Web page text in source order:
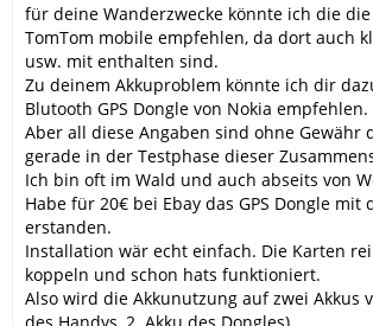
für deine Wanderzwecke könnte ich die
TomTom mobile empfehlen, da dort auch
usw. mit enthalten sind.
Zu deinem Akkuproblem könnte ich dir
Blutooth GPS Dongle von Nokia empfehlen.
Aber all diese Angaben sind ohne Gewähr
gerade in der Testphase dieser
Ich bin oft im Wald und auch abseits von
Habe für 20€ bei Ebay das GPS Dongle mit
erstanden.
Installation wär echt einfach. Die Karten
koppeln und schon hats funktioniert.
Also wird die Akkunutzung auf zwei Akkus
des Handys, 2. Akku des Dongles)